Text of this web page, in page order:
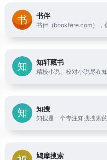
书伴
知轩藏书
精校小说、校对小说尽在
知搜
鸠摩搜索